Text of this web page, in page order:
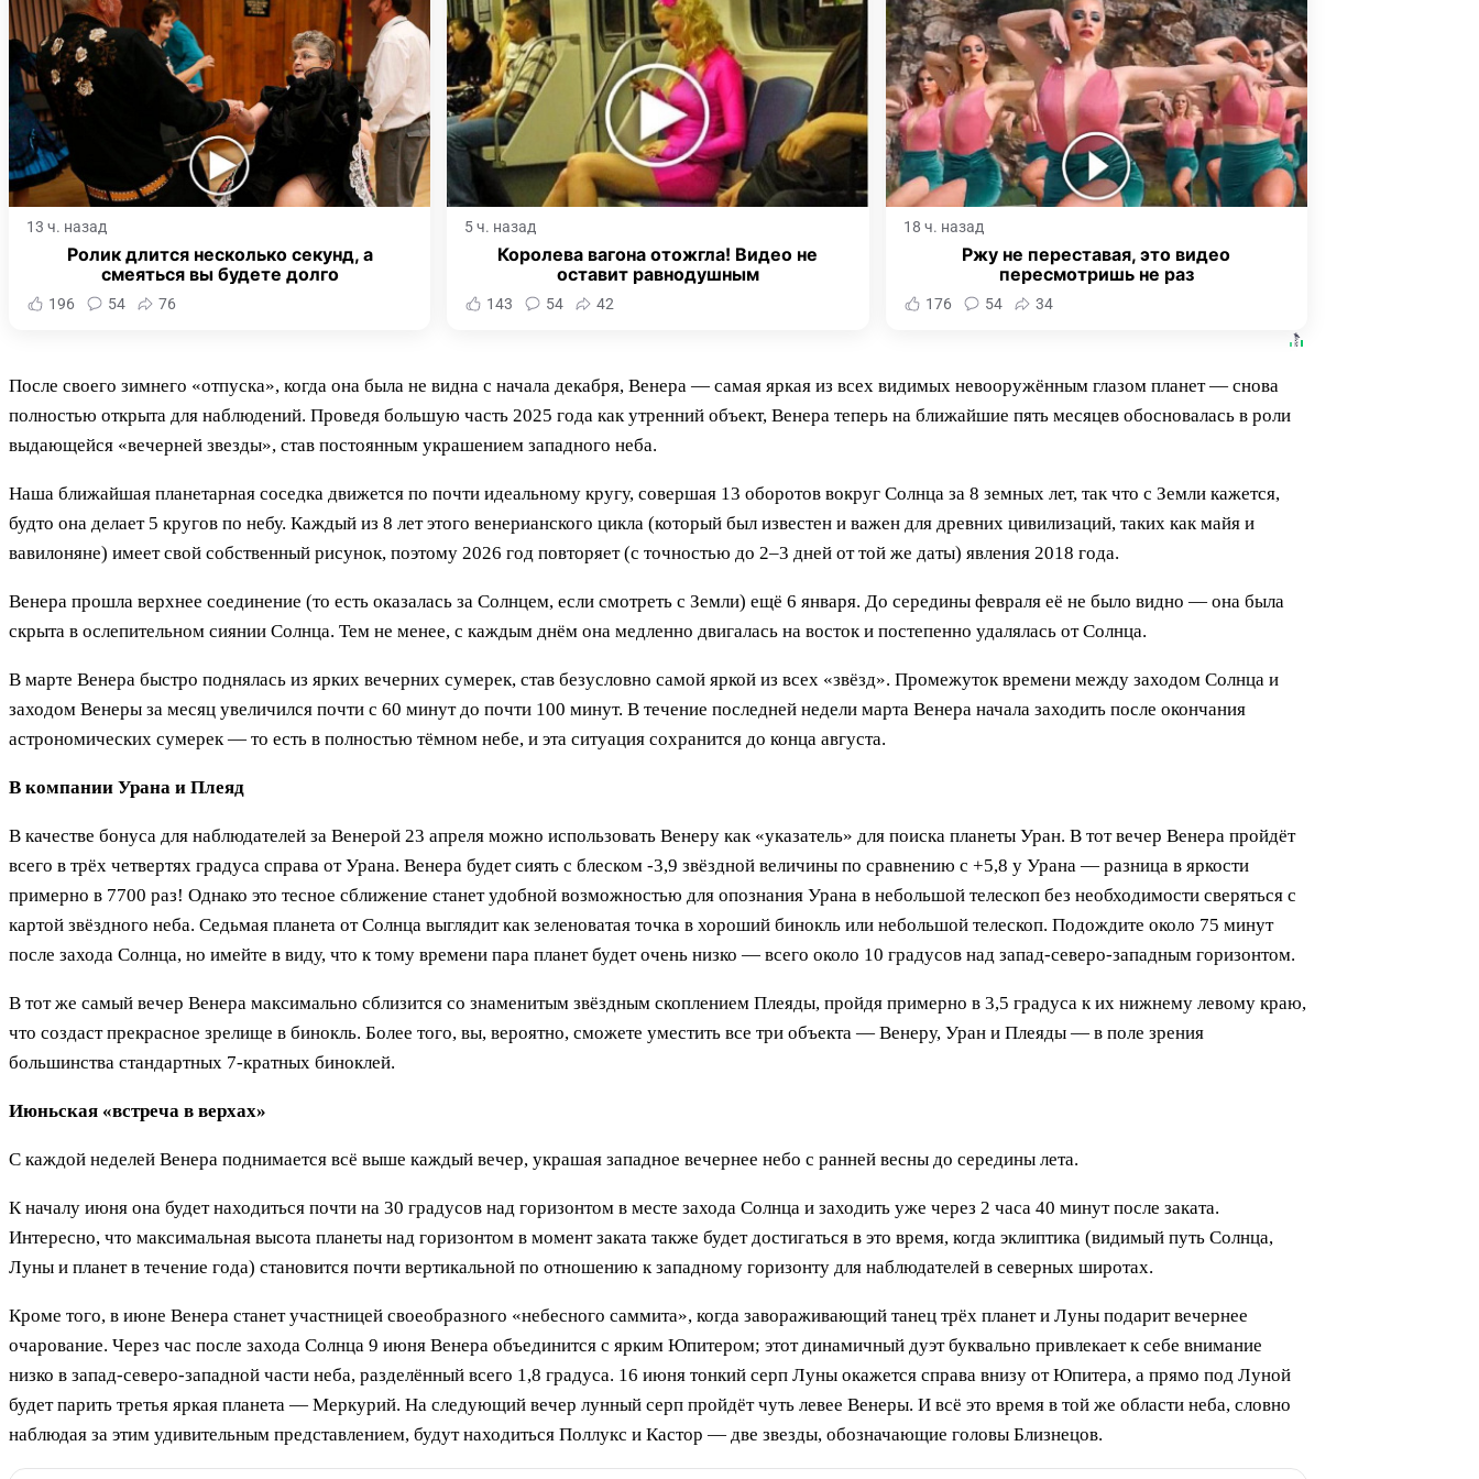
13 ч. назад
Ролик длится несколько секунд, а
смеяться вы будете долго
196 54 76
5 ч. назад
Королева вагона отожгла! Видео не
оставит равнодушным
143 54 42
18 ч. назад
Ржу не переставая, это видео
пересмотришь не раз
176 54 34
После своего зимнего «отпуска», когда она была не видна с начала декабря, Венера — самая яркая из всех видимых невооружённым глазом планет — снова
полностью открыта для наблюдений. Проведя большую часть 2025 года как утренний объект, Венера теперь на ближайшие пять месяцев обосновалась в роли
выдающейся «вечерней звезды», став постоянным украшением западного неба.
Наша ближайшая планетарная соседка движется по почти идеальному кругу, совершая 13 оборотов вокруг Солнца за 8 земных лет, так что с Земли кажется,
будто она делает 5 кругов по небу. Каждый из 8 лет этого венерианского цикла (который был известен и важен для древних цивилизаций, таких как майя и
вавилоняне) имеет свой собственный рисунок, поэтому 2026 год повторяет (с точностью до 2–3 дней от той же даты) явления 2018 года.
Венера прошла верхнее соединение (то есть оказалась за Солнцем, если смотреть с Земли) ещё 6 января. До середины февраля её не было видно — она была
скрыта в ослепительном сиянии Солнца. Тем не менее, с каждым днём она медленно двигалась на восток и постепенно удалялась от Солнца.
В марте Венера быстро поднялась из ярких вечерних сумерек, став безусловно самой яркой из всех «звёзд». Промежуток времени между заходом Солнца и
заходом Венеры за месяц увеличился почти с 60 минут до почти 100 минут. В течение последней недели марта Венера начала заходить после окончания
астрономических сумерек — то есть в полностью тёмном небе, и эта ситуация сохранится до конца августа.
В компании Урана и Плеяд
В качестве бонуса для наблюдателей за Венерой 23 апреля можно использовать Венеру как «указатель» для поиска планеты Уран. В тот вечер Венера пройдёт
всего в трёх четвертях градуса справа от Урана. Венера будет сиять с блеском -3,9 звёздной величины по сравнению с +5,8 у Урана — разница в яркости
примерно в 7700 раз! Однако это тесное сближение станет удобной возможностью для опознания Урана в небольшой телескоп без необходимости сверяться с
картой звёздного неба. Седьмая планета от Солнца выглядит как зеленоватая точка в хороший бинокль или небольшой телескоп. Подождите около 75 минут
после захода Солнца, но имейте в виду, что к тому времени пара планет будет очень низко — всего около 10 градусов над запад-северо-западным горизонтом.
В тот же самый вечер Венера максимально сблизится со знаменитым звёздным скоплением Плеяды, пройдя примерно в 3,5 градуса к их нижнему левому краю,
что создаст прекрасное зрелище в бинокль. Более того, вы, вероятно, сможете уместить все три объекта — Венеру, Уран и Плеяды — в поле зрения
большинства стандартных 7-кратных биноклей.
Июньская «встреча в верхах»
С каждой неделей Венера поднимается всё выше каждый вечер, украшая западное вечернее небо с ранней весны до середины лета.
К началу июня она будет находиться почти на 30 градусов над горизонтом в месте захода Солнца и заходить уже через 2 часа 40 минут после заката.
Интересно, что максимальная высота планеты над горизонтом в момент заката также будет достигаться в это время, когда эклиптика (видимый путь Солнца,
Луны и планет в течение года) становится почти вертикальной по отношению к западному горизонту для наблюдателей в северных широтах.
Кроме того, в июне Венера станет участницей своеобразного «небесного саммита», когда завораживающий танец трёх планет и Луны подарит вечернее
очарование. Через час после захода Солнца 9 июня Венера объединится с ярким Юпитером; этот динамичный дуэт буквально привлекает к себе внимание
низко в запад-северо-западной части неба, разделённый всего 1,8 градуса. 16 июня тонкий серп Луны окажется справа внизу от Юпитера, а прямо под Луной
будет парить третья яркая планета — Меркурий. На следующий вечер лунный серп пройдёт чуть левее Венеры. И всё это время в той же области неба, словно
наблюдая за этим удивительным представлением, будут находиться Поллукс и Кастор — две звезды, обозначающие головы Близнецов.